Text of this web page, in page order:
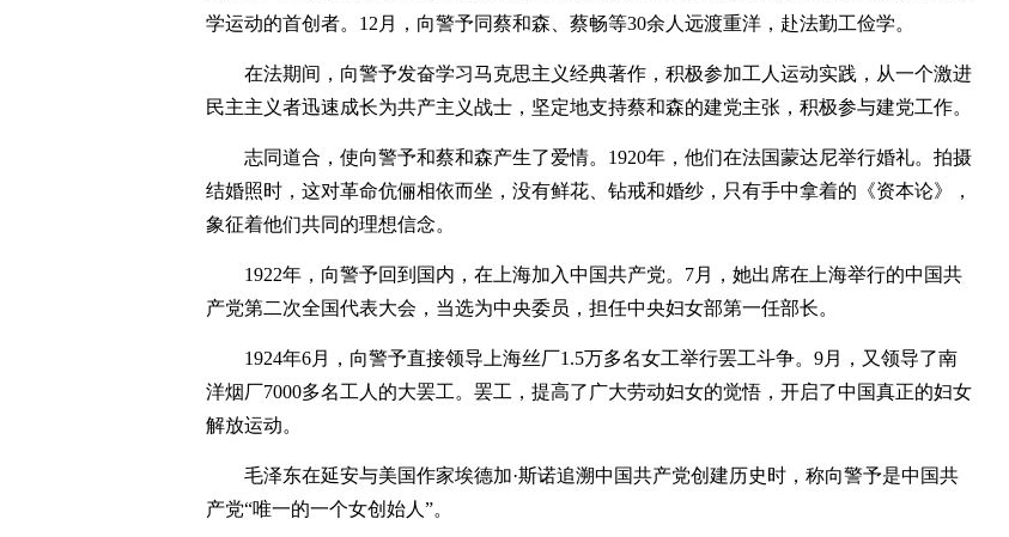
学运动的首创者。12月，向警予同蔡和森、蔡畅等30余人远渡重洋，赴法勤工俭学。
在法期间，向警予发奋学习马克思主义经典著作，积极参加工人运动实践，从一个激进
民主主义者迅速成长为共产主义战士，坚定地支持蔡和森的建党主张，积极参与建党工作。
志同道合，使向警予和蔡和森产生了爱情。1920年，他们在法国蒙达尼举行婚礼。拍摄
结婚照时，这对革命伉俪相依而坐，没有鲜花、钻戒和婚纱，只有手中拿着的《资本论》，
象征着他们共同的理想信念。
1922年，向警予回到国内，在上海加入中国共产党。7月，她出席在上海举行的中国共
产党第二次全国代表大会，当选为中央委员，担任中央妇女部第一任部长。
1924年6月，向警予直接领导上海丝厂1.5万多名女工举行罢工斗争。9月，又领导了南
洋烟厂7000多名工人的大罢工。罢工，提高了广大劳动妇女的觉悟，开启了中国真正的妇女
解放运动。
毛泽东在延安与美国作家埃德加·斯诺追溯中国共产党创建历史时，称向警予是中国共
产党“唯一的一个女创始人”。